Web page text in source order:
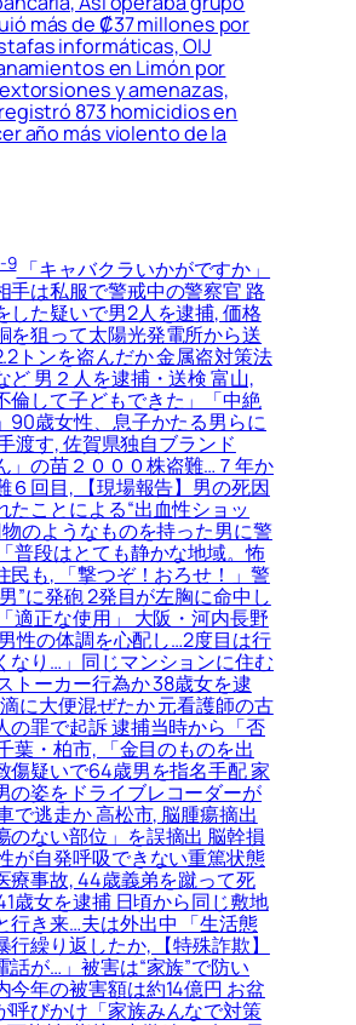
más de ₡37 millones por
informáticas, OIJ
en Limón por
y amenazas,
873 homicidios en
año más violento de la
9「キャバクラいかがですか」
手は私服で警戒中の警察官 路
した疑いで男2人を逮捕, 価格
を狙って太陽光発電所から送
トンを盗んだか 金属盗対策法
ど 男２人を逮捕・送検 富山,
倫して子どもできた」「中絶
90歳女性、息子かたる男らに
渡す, 佐賀県独自ブランド
」の苗２０００株盗難…７年か
６回目, 【現場報告】男の死因
たことによる“出血性ショッ
物のようなものを持った男に警
普段はとても静かな地域。怖
民も, 「撃つぞ！おろせ！」警
”に発砲 2発目が左胸に命中し
適正な使用」 大阪・河内長野
性の体調を心配し…2度目は行
なり…」同じマンションに住む
トーカー行為か 38歳女を逮
に大便混ぜたか 元看護師の古
の罪で起訴 逮捕当時から「否
葉・柏市, 「金目のものを出
傷疑いで64歳男を指名手配 家
の姿をドライブレコーダーが
で逃走か 高松市, 脳腫瘍摘出
のない部位」を誤摘出 脳幹損
が自発呼吸できない重篤状態
療事故, 44歳義弟を蹴って死
歳女を逮捕 日頃から同じ敷地
行き来…夫は外出中 「生活態
行繰り返したか, 【特殊詐欺】
話が…」被害は“家族”で防い
今年の被害額は約14億円 お盆
呼びかけ「家族みんなで対策